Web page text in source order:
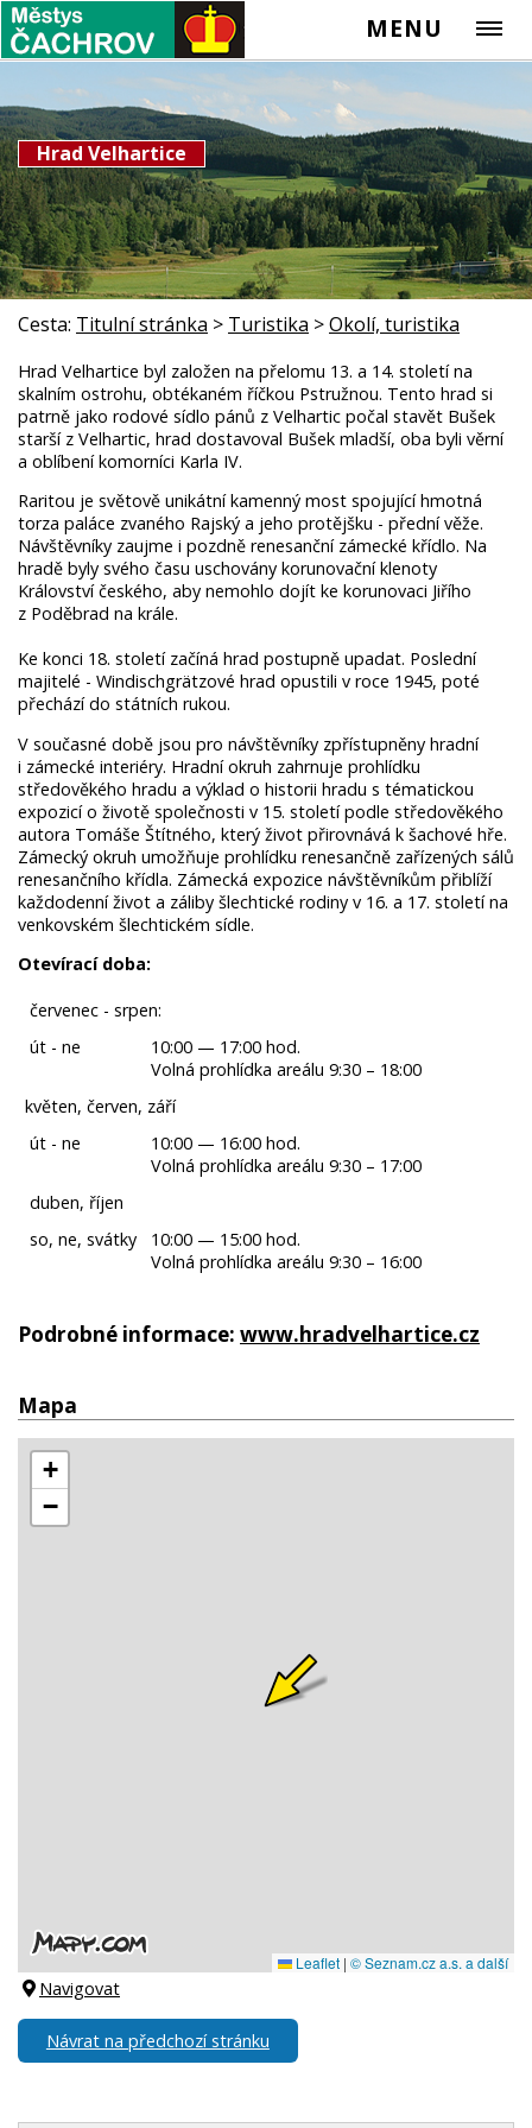
MENU
Hrad Velhartice
Cesta: Titulní stránka > Turistika >Okolí, turistika
Hrad Velhartice byl založen na přelomu 13. a 14. století na
skalním ostrohu, obtékaném říčkou Pstružnou. Tento hrad si
patrně jako rodové sídlo pánů z Velhartic počal stavět Bušek
starší z Velhartic, hrad dostavoval Bušek mladší, oba byli věrní
a oblíbení komorníci Karla IV.
Raritou je světově unikátní kamenný most spojující hmotná
torza paláce zvaného Rajský a jeho protějšku - přední věže.
Návštěvníky zaujme i pozdně renesanční zámecké křídlo. Na
hradě byly svého času uschovány korunovační klenoty
Království českého, aby nemohlo dojít ke korunovaci Jiřího
z Poděbrad na krále.
Ke konci 18. století začíná hrad postupně upadat. Poslední
majitelé - Windischgrätzové hrad opustili v roce 1945, poté
přechází do státních rukou.
V současné době jsou pro návštěvníky zpřístupněny hradní
i zámecké interiéry. Hradní okruh zahrnuje prohlídku
středověkého hradu a výklad o historii hradu s tématickou
expozicí o životě společnosti v 15. století podle středověkého
autora Tomáše Štítného, který život přirovnává k šachové hře.
Zámecký okruh umožňuje prohlídku renesančně zařízených sálů
renesančního křídla. Zámecká expozice návštěvníkům přiblíží
každodenní život a záliby šlechtické rodiny v 16. a 17. století na
venkovském šlechtickém sídle.
Otevírací doba:
červenec - srpen:
út - ne
10:00 — 17:00 hod.
Volná prohlídka areálu 9:30 – 18:00
květen, červen, září
út - ne
10:00 — 16:00 hod.
Volná prohlídka areálu 9:30 – 17:00
duben, říjen
so, ne, svátky
10:00 — 15:00 hod.
Volná prohlídka areálu 9:30 – 16:00
Podrobné informace: www.hradvelhartice.cz
Mapa
Navigovat
Návrat na předchozí stránku